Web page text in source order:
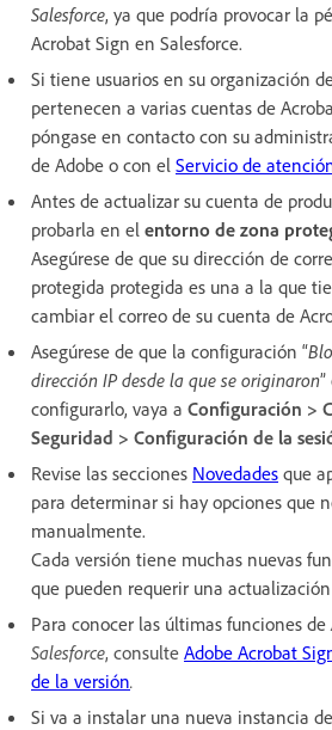
Salesforce, ya que podría provocar la
Acrobat Sign en Salesforce.
Si tiene usuarios en su organización
pertenecen a varias cuentas de
póngase en contacto con su
de Adobe o con el Servicio de
Antes de actualizar su cuenta de
probarla en el entorno de zona
Asegúrese de que su dirección de
protegida protegida es una a la que
cambiar el correo de su cuenta de
Asegúrese de que la configuración “
dirección IP desde la que se originaron
configurarlo, vaya a Configuración >
Seguridad > Configuración de la
Revise las secciones Novedades que
para determinar si hay opciones que
manualmente.
Cada versión tiene muchas nuevas
que pueden requerir una
Para conocer las últimas funciones de
Salesforce, consulte Adobe Acrobat
de la versión.
Si va a instalar una nueva instancia